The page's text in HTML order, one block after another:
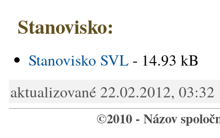
Stanovisko:
Stanovisko SVL - 14.93 kB
aktualizované 22.02.2012, 03:32
©2010 - Názov